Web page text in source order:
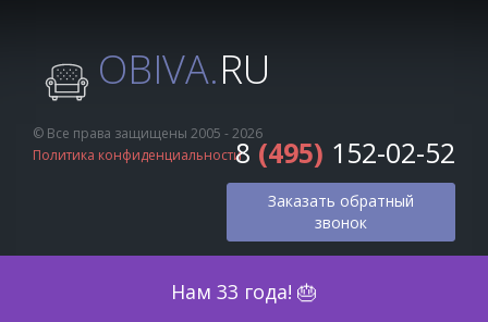
Нам 33 года! 🎂
OBIVA.RU
© Все права защищены 2005 - 2026
Политика конфиденциальности8 (495) 152-02-52
Заказать обратный
звонок